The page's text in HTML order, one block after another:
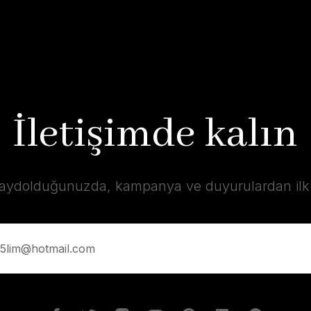
İletişimde kalın
kampanya ve duyurulardan